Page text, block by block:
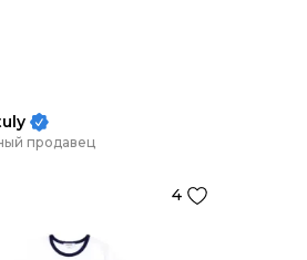
продавец
4